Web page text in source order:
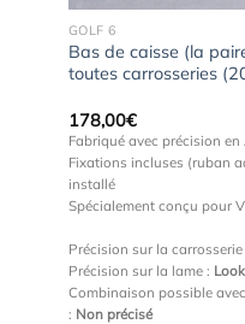
GOLF 6
Bas de caisse (la
toutes carrosseries
178,00€
Fabriqué avec précision
Fixations incluses (ruban
installé
Spécialement conçu pour
Précision sur la carrosserie
Précision sur la lame :
Combinaison possible
: Non précisé